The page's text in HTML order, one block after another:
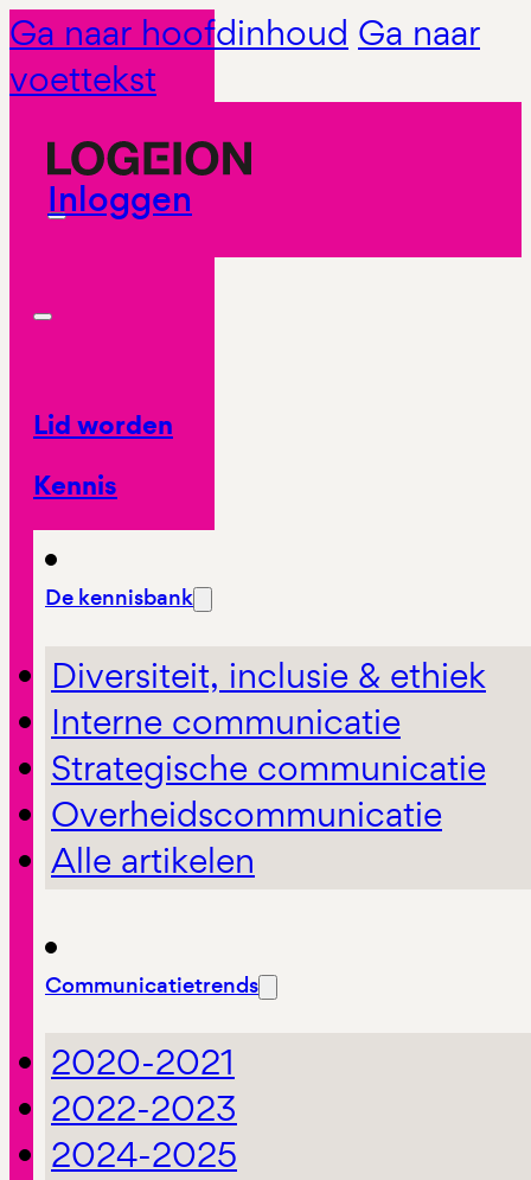
Ga naar hoofdinhoud Ga naar
voettekst
Inloggen
Lid worden
Kennis
De kennisbank
Diversiteit, inclusie & ethiek
Interne communicatie
Strategische communicatie
Overheidscommunicatie
Alle artikelen
Communicatietrends
2020-2021
2022-2023
2024-2025